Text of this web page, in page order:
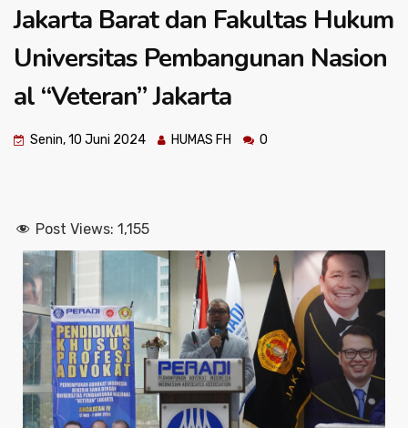
Jakarta Barat dan Fakultas Hukum
Universitas Pembangunan Nasion
al “Veteran” Jakarta
Senin, 10 Juni 2024 HUMAS FH 0
Post Views: 1,155